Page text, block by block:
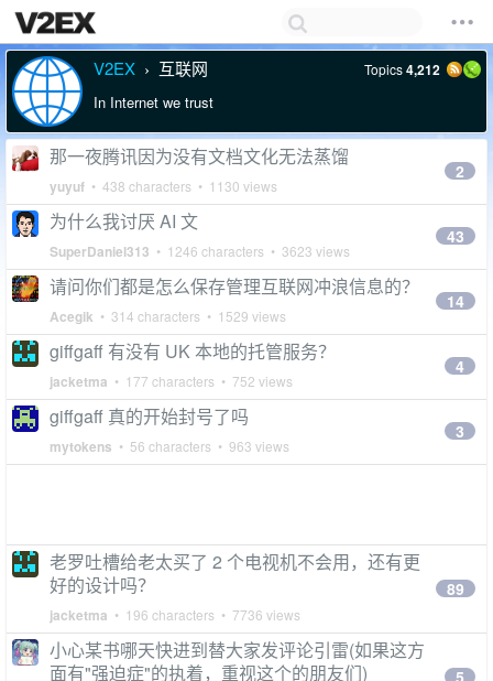
V2EX › 互联网 Topics4,212
In Internet we trust
那一夜腾讯因为没有文档文化无法蒸馏
yuyuf • 438 characters • 1130 views
2
为什么我讨厌 AI 文
SuperDaniel313 • 1246 characters • 3623 views
43
请问你们都是怎么保存管理互联网冲浪信息的？
Acegik • 314 characters • 1529 views
14
giffgaff 有没有 UK 本地的托管服务？
jacketma • 177 characters • 752 views
4
giffgaff 真的开始封号了吗
mytokens • 56 characters • 963 views
3
老罗吐槽给老太买了 2 个电视机不会用，还有更
好的设计吗？
jacketma • 196 characters • 7736 views
89
小心某书哪天快进到替大家发评论引雷(如果这方
面有"强迫症"的执着，重视这个的朋友们)
5